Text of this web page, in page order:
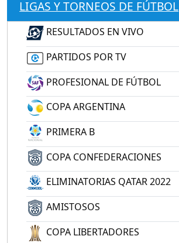
LIGAS Y TORNEOS DE FÚTBOL
RESULTADOS EN VIVO
PARTIDOS POR TV
PROFESIONAL DE FÚTBOL
COPA ARGENTINA
PRIMERA B
COPA CONFEDERACIONES
ELIMINATORIAS QATAR 2022
AMISTOSOS
COPA LIBERTADORES